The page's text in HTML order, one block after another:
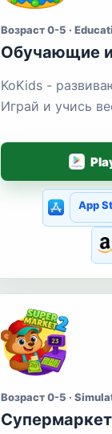
Возраст 0-5 ·
Обучающие
KoKids -
Играй и учись
App
Возраст 0-5 ·
Супермаркет